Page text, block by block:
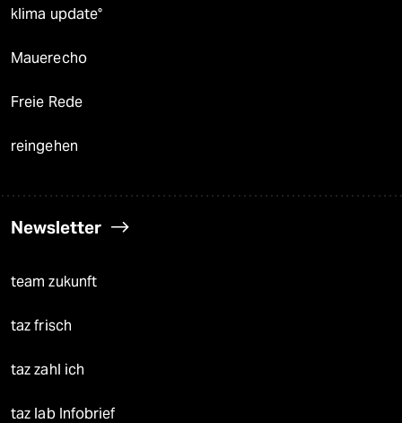
klima update°
Mauerecho
Freie Rede
reingehen
Newsletter
team zukunft
taz frisch
taz zahl ich
taz lab Infobrief